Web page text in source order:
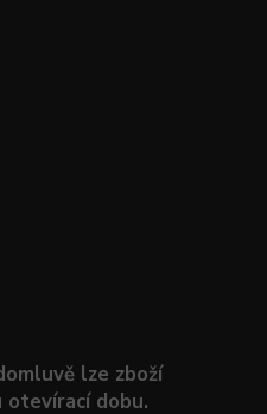
lze zboží
otevírací dobu.